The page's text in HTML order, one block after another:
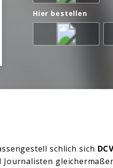
Hier bestellen
schlich sich
Journalisten